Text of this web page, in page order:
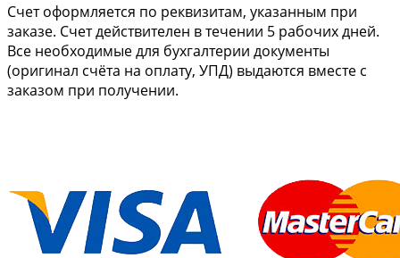
Cчет оформляется по реквизитам, указанным при
заказе. Счет действителен в течении 5 рабочих дней.
Все необходимые для бухгалтерии документы
(оригинал счёта на оплату, УПД) выдаются вместе с
заказом при получении.